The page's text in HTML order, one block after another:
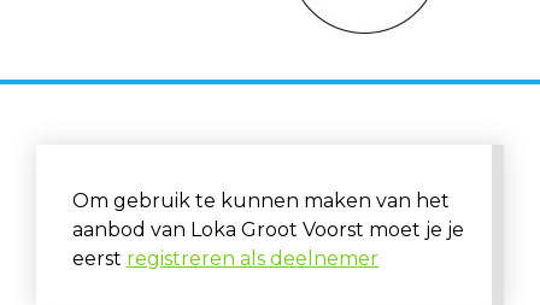
Om gebruik te kunnen maken van het
aanbod van Loka Groot Voorst moet je je
eerst registreren als deelnemer